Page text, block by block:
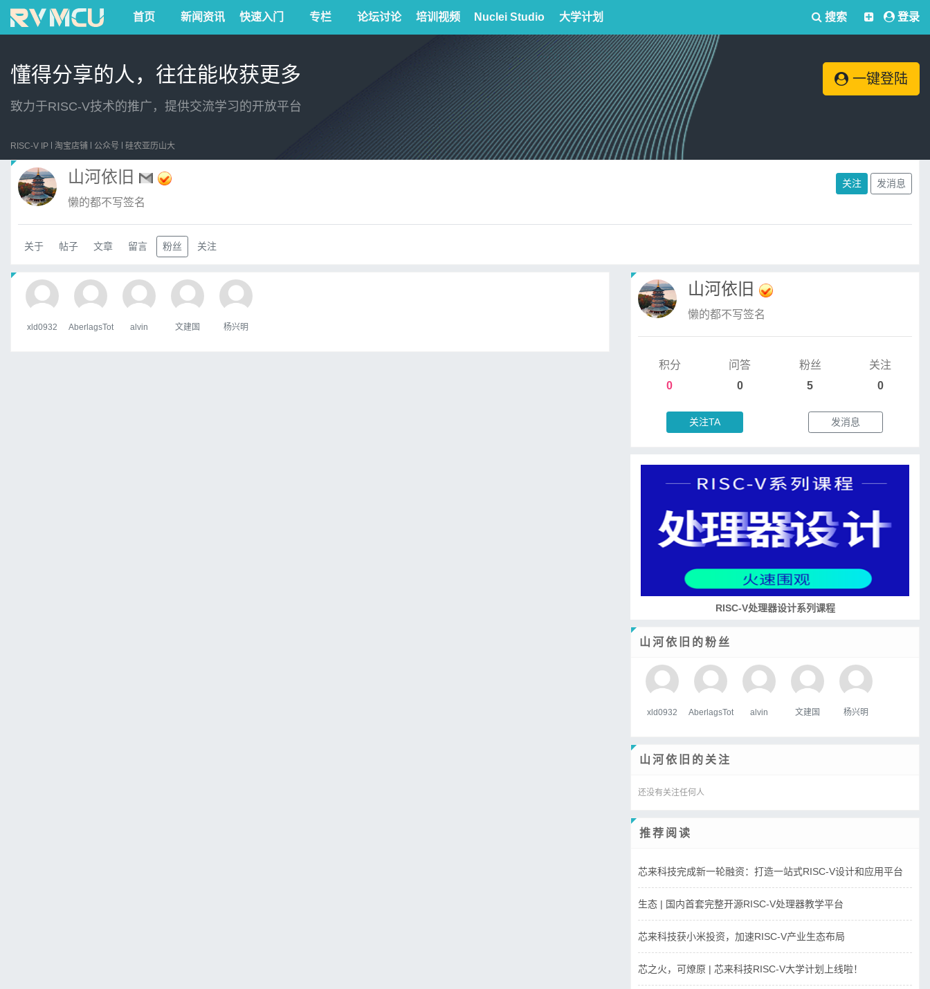
首页 新闻资讯 快速入门 专栏 论坛讨论 培训视频 Nuclei Studio 大学计划 搜索 登录
懂得分享的人，往往能收获更多
致力于RISC-V技术的推广，提供交流学习的开放平台
一键登陆
RISC-V IP 淘宝店铺 公众号 硅农亚历山大
山河依旧
懒的都不写签名
关注 发消息
关于 帖子 文章 留言 粉丝 关注
xld0932 AberlagsTot alvin 文建国 杨兴明
山河依旧
懒的都不写签名
积分
0
问答
0
粉丝
5
关注
0
关注TA 发消息
RISC-V处理器设计系列课程
山河依旧的粉丝
xld0932 AberlagsTot alvin 文建国 杨兴明
山河依旧的关注
还没有关注任何人
推荐阅读
芯来科技完成新一轮融资：打造一站式RISC-V设计和应用平台
生态 | 国内首套完整开源RISC-V处理器教学平台
芯来科技获小米投资，加速RISC-V产业生态布局
芯之火，可燎原 | 芯来科技RISC-V大学计划上线啦！